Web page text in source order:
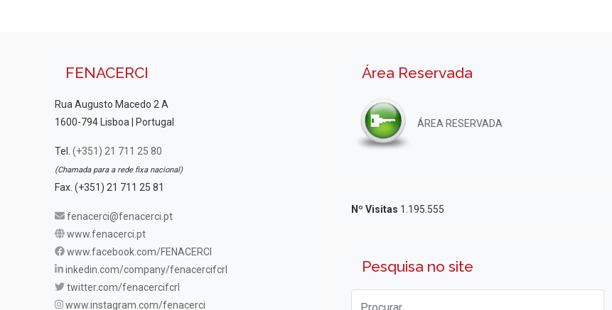
FENACERCI
Rua Augusto Macedo 2 A
1600-794 Lisboa | Portugal
Tel. (+351) 21 711 25 80
(Chamada para a rede fixa nacional)
Fax. (+351) 21 711 25 81
fenacerci@fenacerci.pt
www.fenacerci.pt
www.facebook.com/FENACERCI
inkedin.com/company/fenacercifcrl
twitter.com/fenacercifcrl
www.instagram.com/fenacerci
Área Reservada
ÁREA RESERVADA
Nº Visitas 1.195.555
Pesquisa no site